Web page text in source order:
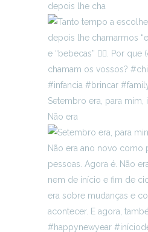
depois lhe cha
Setembro era, para mim,
Não era